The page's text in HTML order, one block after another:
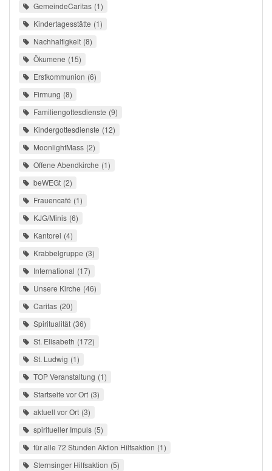
GemeindeCaritas 1
Kindertagesstätte 1
Nachhaltigkeit 8
Ökumene 15
Erstkommunion 6
Firmung 8
Familiengottesdienste 9
Kindergottesdienste 12
MoonlightMass 2
Offene Abendkirche 1
beWEGt 2
Frauencafé 1
KJG/Minis 6
Kantorei 4
Krabbelgruppe 3
International 17
Unsere Kirche 46
Caritas 20
Spiritualität 36
St. Elisabeth 172
St. Ludwig 1
TOP Veranstaltung 1
Startseite vor Ort 3
aktuell vor Ort 3
spiritueller Impuls 5
für alle 72 Stunden Aktion Hilfsaktion 1
Sternsinger Hilfsaktion 5